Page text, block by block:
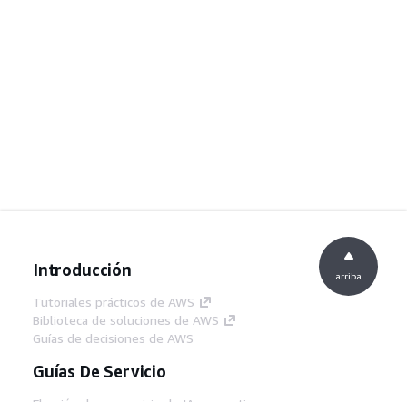
Introducción
Tutoriales prácticos de AWS
Biblioteca de soluciones de AWS
Guías de decisiones de AWS
Guías De Servicio
arriba